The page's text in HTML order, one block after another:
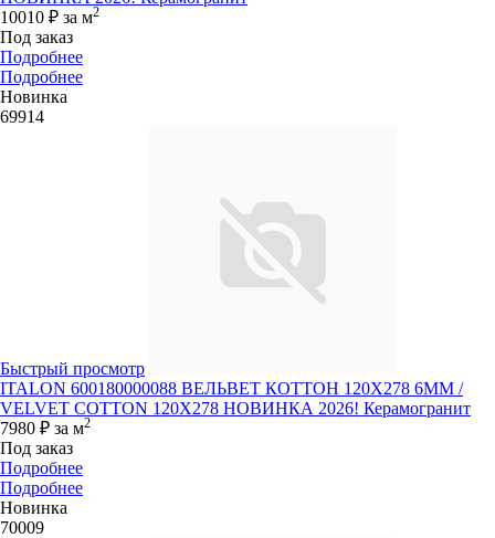
10010 ₽ за м2
Под заказ
Подробнее
Подробнее
Новинка
69914
Быстрый просмотр
ITALON 600180000088 ВЕЛЬВЕТ КОТТОН 120X278 6ММ /
VELVET COTTON 120X278 НОВИНКА 2026! Керамогранит
7980 ₽ за м2
Под заказ
Подробнее
Подробнее
Новинка
70009